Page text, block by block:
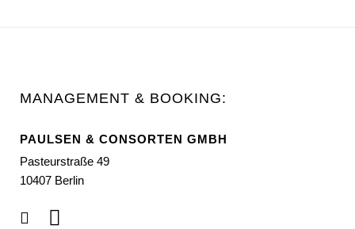
MANAGEMENT & BOOKING:
PAULSEN & CONSORTEN GMBH
Pasteurstraße 49
10407 Berlin